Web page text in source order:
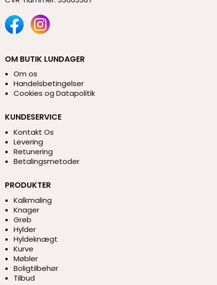
OM BUTIK LUNDAGER
Om os
Handelsbetingelser
Cookies og Datapolitik
KUNDESERVICE
Kontakt Os
Levering
Retunering
Betalingsmetoder
PRODUKTER
Kalkmaling
Knager
Greb
Hylder
Hyldeknægt
Kurve
Møbler
Boligtilbehør
Tilbud